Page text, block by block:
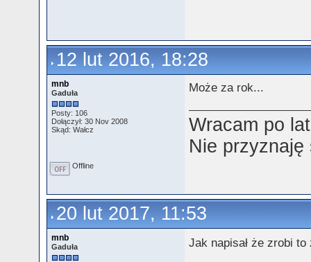
12 lut 2016, 18:28
mnb
Gaduła
Posty: 106
Dołączył: 30 Nov 2008
Skąd: Wałcz
Może za rok...
Wracam po
Nie
Offline
20 lut 2017, 11:53
mnb
Gaduła Jak napisał że zrobi